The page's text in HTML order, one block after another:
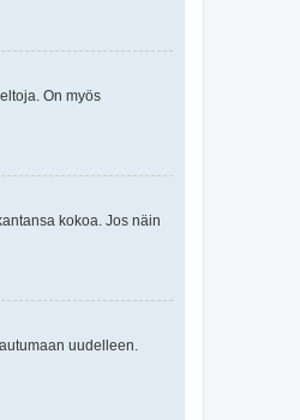
On myös
kokoa. Jos näin
uudelleen.